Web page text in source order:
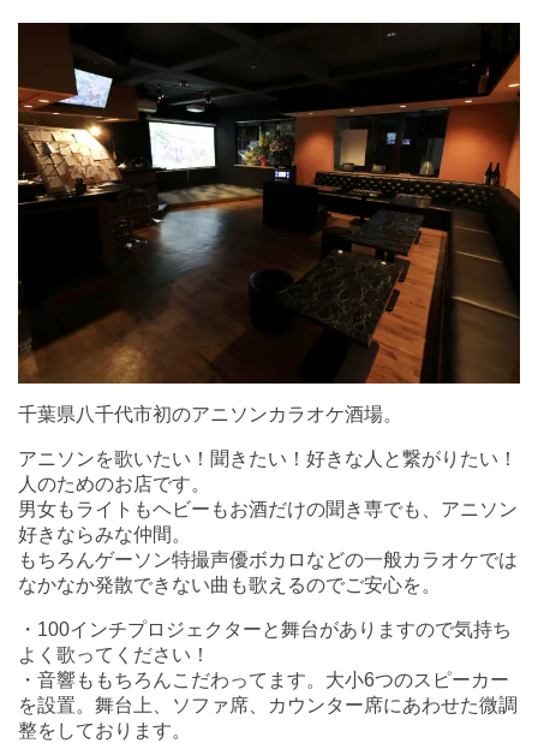
千葉県八千代市初のアニソンカラオケ酒場。
アニソンを歌いたい！聞きたい！好きな人と繋がりたい！
人のためのお店です。
男女もライトもヘビーもお酒だけの聞き専でも、アニソン
好きならみな仲間。
もちろんゲーソン特撮声優ボカロなどの一般カラオケでは
なかなか発散できない曲も歌えるのでご安心を。
・100インチプロジェクターと舞台がありますので気持ち
よく歌ってください！
・音響ももちろんこだわってます。大小6つのスピーカー
を設置。舞台上、ソファ席、カウンター席にあわせた微調
整をしております。